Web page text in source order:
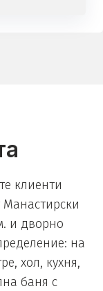
клиенти
и дворно
на
хол, кухня,
баня с